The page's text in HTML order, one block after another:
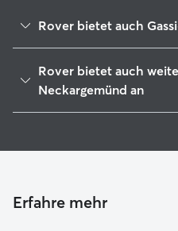
Rover bietet auch
Elsenztal
Nußloch
Sandhausen
Rover bietet auch
Neckargemünd an
Hundekindergarten in
Erfahre mehr